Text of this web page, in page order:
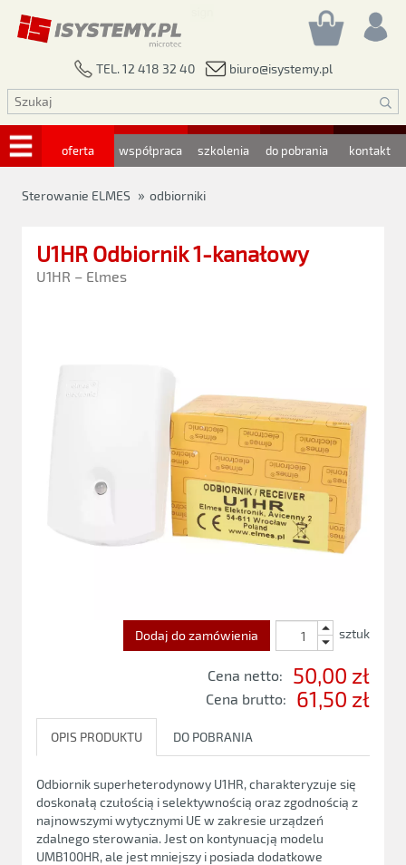
TEL. 12 418 32 40 biuro@isystemy.pl
oferta współpraca szkolenia do pobrania kontakt
Sterowanie ELMES » odbiorniki
U1HR Odbiornik 1-kanałowy
U1HR – Elmes
Dodaj do zamówienia sztuk
Cena netto: 50,00 zł
Cena brutto: 61,50 zł
OPIS PRODUKTU DO POBRANIA
Odbiornik superheterodynowy U1HR, charakteryzuje się
doskonałą czułością i selektywnością oraz zgodnością z
najnowszymi wytycznymi UE w zakresie urządzeń
zdalnego sterowania. Jest on kontynuacją modelu
UMB100HR, ale jest mniejszy i posiada dodatkowe